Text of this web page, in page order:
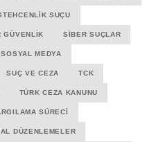
SUÇU
GÜVENLIK SIBER SUÇLAR
SOSYAL MEDYA
SUÇ VE CEZA TCK
TÜRK CEZA KANUNU
SÜRECI
DÜZENLEMELER